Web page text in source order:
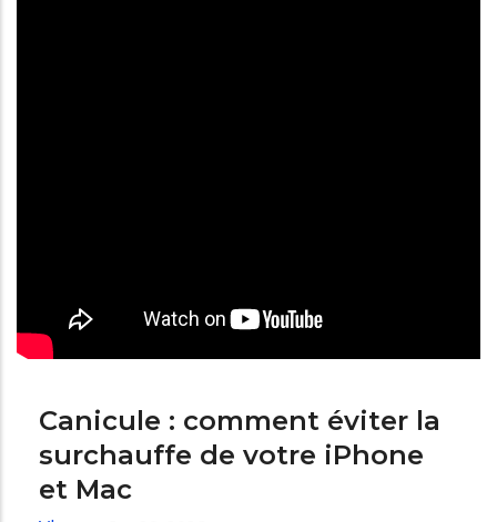
Canicule : comment éviter la
surchauffe de votre iPhone
et Mac